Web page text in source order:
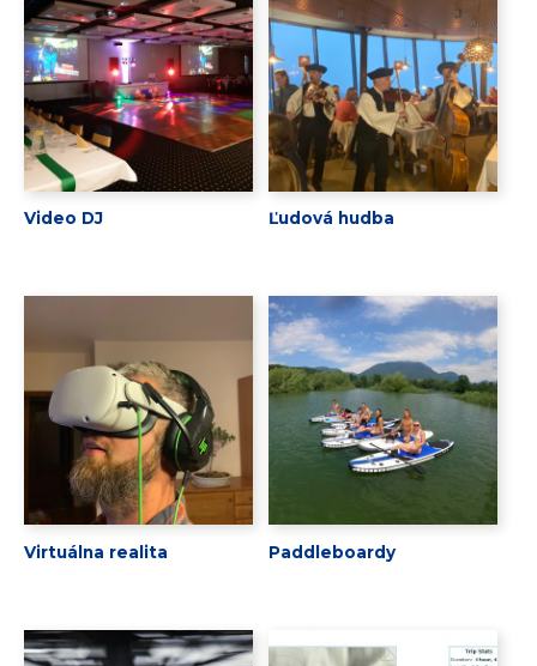
Video DJ Ľudová hudba
Virtuálna realita Paddleboardy